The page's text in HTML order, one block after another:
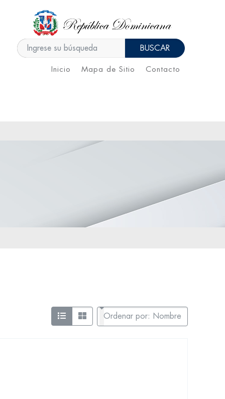
BUSCAR
Inicio Mapa de Sitio Contacto
Ordenar por: Nombre